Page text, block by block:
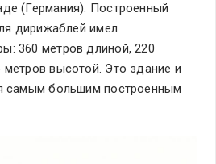
(Германия). Построенный
дирижаблей имел
360 метров длиной, 220
высотой. Это здание и
самым большим построенным